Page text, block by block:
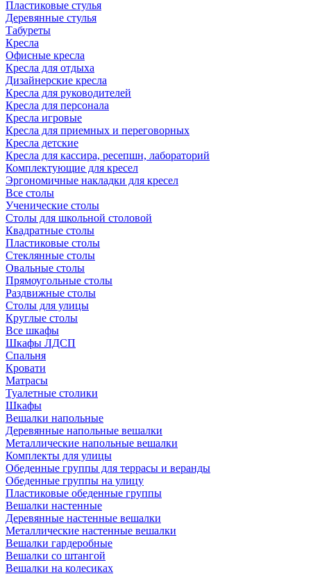
Пластиковые стулья
Деревянные стулья
Табуреты
Кресла
Офисные кресла
Кресла для отдыха
Дизайнерские кресла
Кресла для руководителей
Кресла для персонала
Кресла игровые
Кресла для приемных и переговорных
Кресла детские
Кресла для кассира, ресепшн, лабораторий
Комплектующие для кресел
Эргономичные накладки для кресел
Все столы
Ученические столы
Столы для школьной столовой
Квадратные столы
Пластиковые столы
Стеклянные столы
Овальные столы
Прямоугольные столы
Раздвижные столы
Столы для улицы
Круглые столы
Все шкафы
Шкафы ЛДСП
Спальня
Кровати
Матрасы
Туалетные столики
Шкафы
Вешалки напольные
Деревянные напольные вешалки
Металлические напольные вешалки
Комплекты для улицы
Обеденные группы для террасы и веранды
Обеденные группы на улицу
Пластиковые обеденные группы
Вешалки настенные
Деревянные настенные вешалки
Металлические настенные вешалки
Вешалки гардеробные
Вешалки со штангой
Вешалки на колесиках